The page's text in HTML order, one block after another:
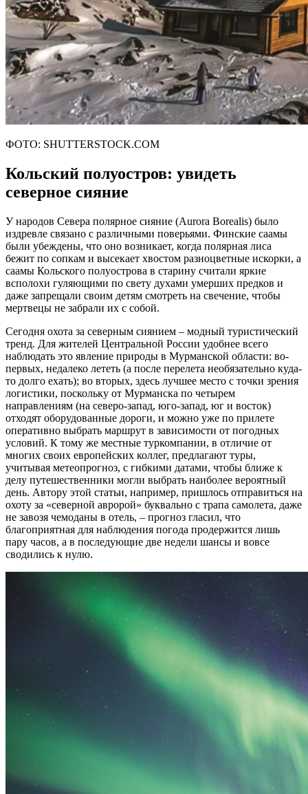
ФОТО: SHUTTERSTOCK.COM
Кольский полуостров: увидеть
северное сияние
У народов Cевера полярное сияние (Aurora Borealis) было
издревле связано с различными поверьями. Финские саамы
были убеждены, что оно возникает, когда полярная лиса
бежит по сопкам и высекает хвостом разноцветные искорки, а
саамы Кольского полуострова в старину считали яркие
всполохи гуляющими по свету духами умерших предков и
даже запрещали своим детям смотреть на свечение, чтобы
мертвецы не забрали их с собой.
Сегодня охота за северным сиянием – модный туристический
тренд. Для жителей Центральной России удобнее всего
наблюдать это явление природы в Мурманской области: во-
первых, недалеко лететь (а после перелета необязательно куда-
то долго ехать); во вторых, здесь лучшее место с точки зрения
логистики, поскольку от Мурманска по четырем
направлениям (на северо-запад, юго-запад, юг и восток)
отходят оборудованные дороги, и можно уже по прилете
оперативно выбрать маршрут в зависимости от погодных
условий. К тому же местные туркомпании, в отличие от
многих своих европейских коллег, предлагают туры,
учитывая метеопрогноз, с гибкими датами, чтобы ближе к
делу путешественники могли выбрать наиболее вероятный
день. Автору этой статьи, например, пришлось отправиться на
охоту за «северной авророй» буквально с трапа самолета, даже
не завозя чемоданы в отель, – прогноз гласил, что
благоприятная для наблюдения погода продержится лишь
пару часов, а в последующие две недели шансы и вовсе
сводились к нулю.